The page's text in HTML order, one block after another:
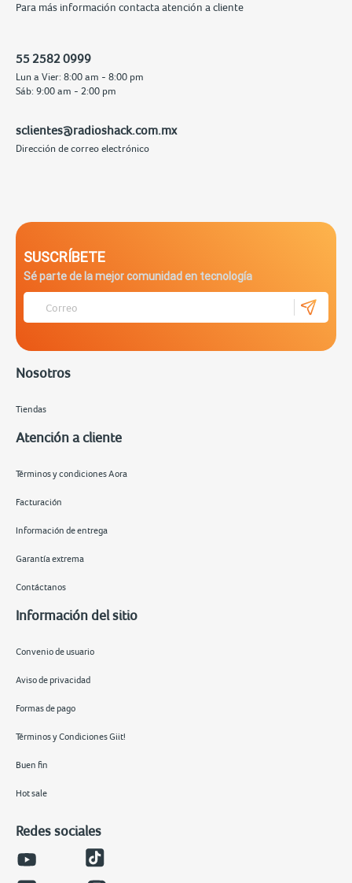
Para más información contacta atención a cliente
55 2582 0999
Lun a Vier: 8:00 am - 8:00 pm
Sáb: 9:00 am - 2:00 pm
sclientes@radioshack.com.mx
Dirección de correo electrónico
SUSCRÍBETE
Sé parte de la mejor comunidad en tecnología
Nosotros
Tiendas
Atención a cliente
Términos y condiciones Aora
Facturación
Información de entrega
Garantía extrema
Contáctanos
Información del sitio
Convenio de usuario
Aviso de privacidad
Formas de pago
Términos y Condiciones Giit!
Buen fin
Hot sale
Redes sociales